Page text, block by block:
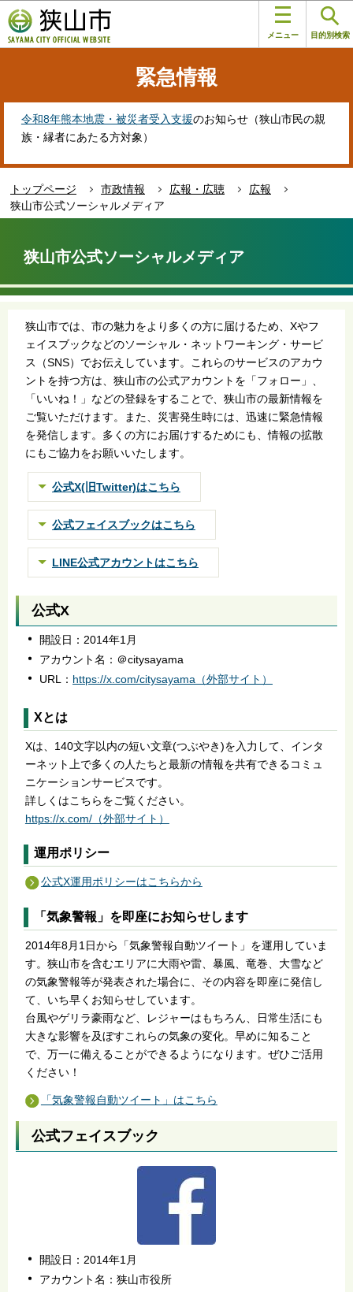
の
ペ
す
メニュー 目的別検索
緊急情報
令和8年熊本地震・被災者受入支援のお知らせ（狭山市民の親
族・縁者にあたる方対象）
トップページ 市政情報 広報・広聴
広報
狭山市公式ソーシャルメディア
か
狭山市公式ソーシャルメディア
狭山市では、市の魅力をより多くの方に届けるため、Xやフ
ェイスブックなどのソーシャル・ネットワーキング・サービ
ス（SNS）でお伝えしています。これらのサービスのアカウ
ントを持つ方は、狭山市の公式アカウントを「フォロー」、
「いいね！」などの登録をすることで、狭山市の最新情報を
ご覧いただけます。また、災害発生時には、迅速に緊急情報
を発信します。多くの方にお届けするためにも、情報の拡散
にもご協力をお願いいたします。
公式X(旧Twitter)はこちら
公式フェイスブックはこちら
LINE公式アカウントはこちら
公式X
開設日：2014年1月
アカウント名：＠citysayama
URL： https://x.com/citysayama（外部サイト）
Xとは
Xは、140文字以内の短い文章(つぶやき)を入力して、インタ
ーネット上で多くの人たちと最新の情報を共有できるコミュ
ニケーションサービスです。
詳しくはこちらをご覧ください。
https://x.com/（外部サイト）
運用ポリシー
公式X運用ポリシーはこちらから
「気象警報」を即座にお知らせします
2014年8月1日から「気象警報自動ツイート」を運用していま
す。狭山市を含むエリアに大雨や雷、暴風、竜巻、大雪など
の気象警報等が発表された場合に、その内容を即座に発信し
て、いち早くお知らせしています。
台風やゲリラ豪雨など、レジャーはもちろん、日常生活にも
大きな影響を及ぼすこれらの気象の変化。早めに知ること
で、万一に備えることができるようになります。ぜひご活用
ください！
「気象警報自動ツイート」はこちら
公式フェイスブック
開設日：2014年1月
アカウント名：狭山市役所